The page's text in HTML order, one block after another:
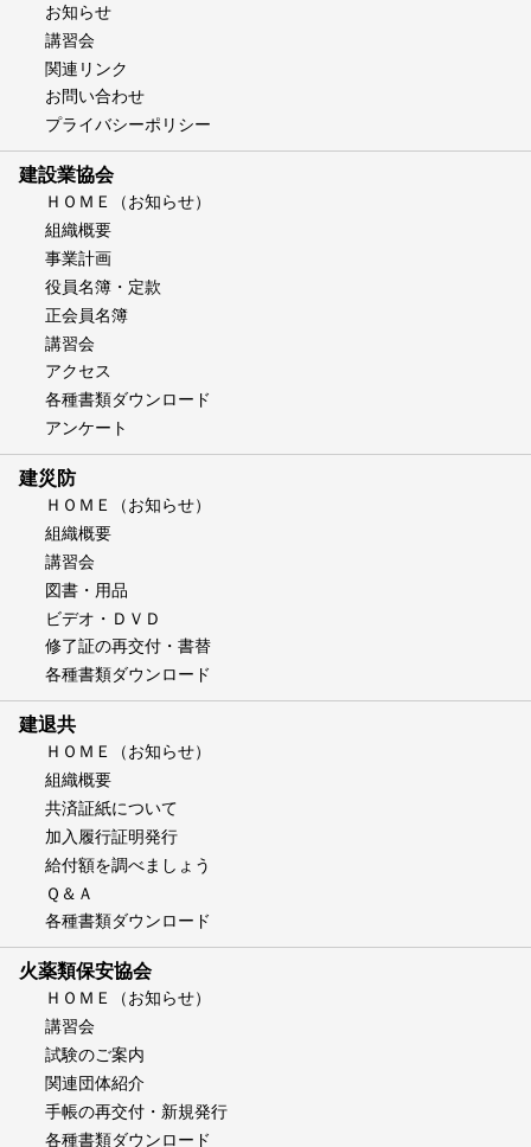
お知らせ
講習会
関連リンク
お問い合わせ
プライバシーポリシー
建設業協会
ＨＯＭＥ（お知らせ）
組織概要
事業計画
役員名簿・定款
正会員名簿
講習会
アクセス
各種書類ダウンロード
アンケート
建災防
ＨＯＭＥ（お知らせ）
組織概要
講習会
図書・用品
ビデオ・ＤＶＤ
修了証の再交付・書替
各種書類ダウンロード
建退共
ＨＯＭＥ（お知らせ）
組織概要
共済証紙について
加入履行証明発行
給付額を調べましょう
Ｑ＆Ａ
各種書類ダウンロード
火薬類保安協会
ＨＯＭＥ（お知らせ）
講習会
試験のご案内
関連団体紹介
手帳の再交付・新規発行
各種書類ダウンロード